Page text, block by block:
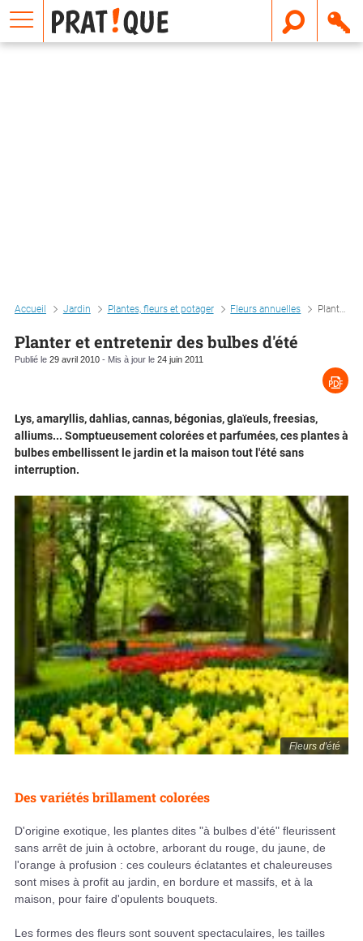
Accueil Jardin Plantes, fleurs et potager Fleurs annuelles Planter et entretenir des bulbes d'été
Planter et entretenir des bulbes d'été
Publié le 29 avril 2010 - Mis à jour le 24 juin 2011
Fleurs d'été
Lys, amaryllis, dahlias, cannas, bégonias, glaïeuls, freesias,
alliums... Somptueusement colorées et parfumées, ces plantes à
bulbes embellissent le jardin et la maison tout l'été sans
interruption.
Des variétés brillament colorées
D'origine exotique, les plantes dites "à bulbes d'été" fleurissent
sans arrêt de juin à octobre, arborant du rouge, du jaune, de
l'orange à profusion : ces couleurs éclatantes et chaleureuses
sont mises à profit au jardin, en bordure et massifs, et à la
maison, pour faire d'opulents bouquets.
Les formes des fleurs sont souvent spectaculaires, les tailles
E
m
a